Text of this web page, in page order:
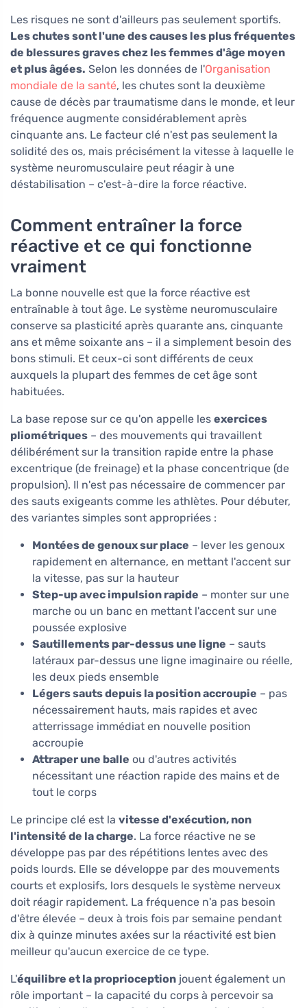
Les risques ne sont d'ailleurs pas seulement sportifs.
Les chutes sont l'une des causes les plus fréquentes
de blessures graves chez les femmes d'âge moyen
et plus âgées. Selon les données de l'Organisation
mondiale de la santé, les chutes sont la deuxième
cause de décès par traumatisme dans le monde, et leur
fréquence augmente considérablement après
cinquante ans. Le facteur clé n'est pas seulement la
solidité des os, mais précisément la vitesse à laquelle le
système neuromusculaire peut réagir à une
déstabilisation – c'est-à-dire la force réactive.
Comment entraîner la force
réactive et ce qui fonctionne
vraiment
La bonne nouvelle est que la force réactive est
entraînable à tout âge. Le système neuromusculaire
conserve sa plasticité après quarante ans, cinquante
ans et même soixante ans – il a simplement besoin des
bons stimuli. Et ceux-ci sont différents de ceux
auxquels la plupart des femmes de cet âge sont
habituées.
La base repose sur ce qu'on appelle les exercices
pliométriques – des mouvements qui travaillent
délibérément sur la transition rapide entre la phase
excentrique (de freinage) et la phase concentrique (de
propulsion). Il n'est pas nécessaire de commencer par
des sauts exigeants comme les athlètes. Pour débuter,
des variantes simples sont appropriées :
Montées de genoux sur place – lever les genoux
rapidement en alternance, en mettant l'accent sur
la vitesse, pas sur la hauteur
Step-up avec impulsion rapide – monter sur une
marche ou un banc en mettant l'accent sur une
poussée explosive
Sautillements par-dessus une ligne – sauts
latéraux par-dessus une ligne imaginaire ou réelle,
les deux pieds ensemble
Légers sauts depuis la position accroupie – pas
nécessairement hauts, mais rapides et avec
atterrissage immédiat en nouvelle position
accroupie
Attraper une balle ou d'autres activités
nécessitant une réaction rapide des mains et de
tout le corps
Le principe clé est la vitesse d'exécution, non
l'intensité de la charge. La force réactive ne se
développe pas par des répétitions lentes avec des
poids lourds. Elle se développe par des mouvements
courts et explosifs, lors desquels le système nerveux
doit réagir rapidement. La fréquence n'a pas besoin
d'être élevée – deux à trois fois par semaine pendant
dix à quinze minutes axées sur la réactivité est bien
meilleur qu'aucun exercice de ce type.
L'équilibre et la proprioception jouent également un
rôle important – la capacité du corps à percevoir sa